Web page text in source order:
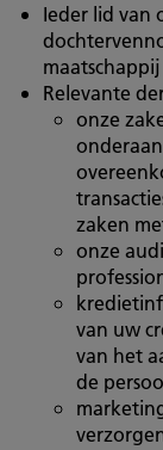
Ieder lid van
Relevante
onze
zaken
onze
van uw
van het
de